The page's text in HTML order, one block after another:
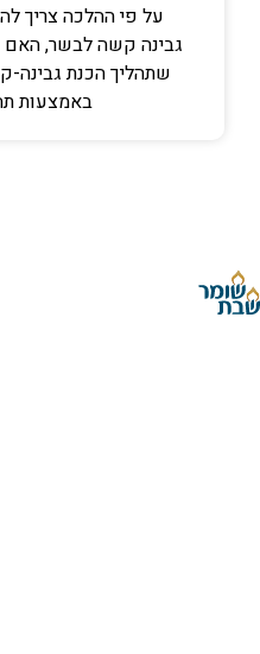
על
גבינה קשה לבשר, האם בימינו
שתהליך הכנת גבינה-קשה
באמצעות תהליכים